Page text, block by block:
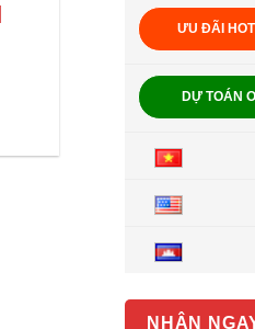
ƯU ĐÃI HOT
DỰ TOÁN
NHẬN